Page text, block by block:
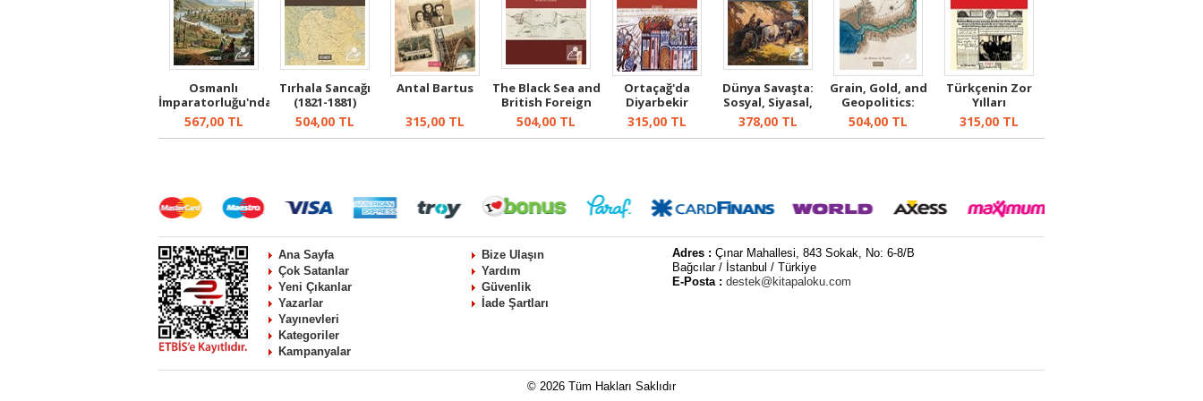
Osmanlı
İmparatorluğu'nda
Kırsal Hayat, ...
567,00TL
Tırhala Sancağı
(1821-1881)
504,00TL
Antal Bartus
315,00 TL
The Black Sea and
British Foreign
Policy...
504,00 TL
Ortaçağ'da
Diyarbekir
Mervanoğulları
(99...
315,00TL
Dünya Savaşta:
Sosyal, Siyasal,
Ekonomik...
378,00TL
Grain, Gold, and
Geopolitics:
Studies in...
504,00 TL
Türkçenin Zor
Yılları
315,00 TL
Ana Sayfa
Çok Satanlar
Yeni Çıkanlar
Yazarlar
Yayınevleri
Kategoriler
Kampanyalar
Bize Ulaşın
Yardım
Güvenlik
İade Şartları
Adres :Çınar Mahallesi, 843 Sokak, No: 6-8/B
Bağcılar / İstanbul / Türkiye
E-Posta :destek@kitapaloku.com
© 2026 Tüm Hakları Saklıdır